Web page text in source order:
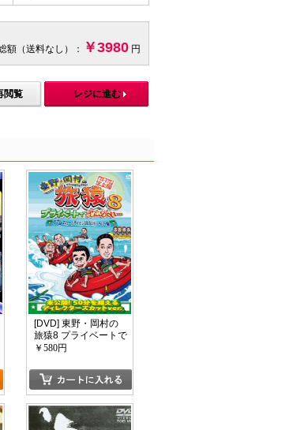
（送料なし）：
￥3980 円
閲覧 レジに進む
[DVD] 東野・岡村の
旅猿8 プライベートで
ごめんなさい・・・
ライセンス取得の旅
ハラハラ編
￥580円